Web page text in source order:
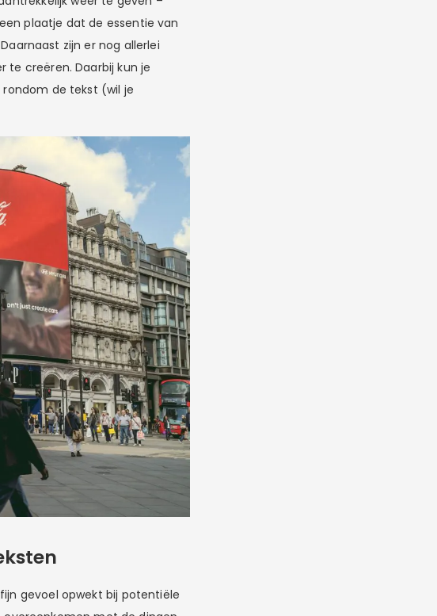
plaatje dat de essentie van
zijn er nog allerlei
te creëren. Daarbij kun je
de tekst (wil je
gevoel opwekt bij potentiële